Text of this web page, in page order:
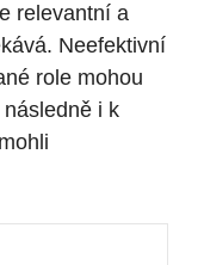
relevantní a
Neefektivní
role mohou
i k